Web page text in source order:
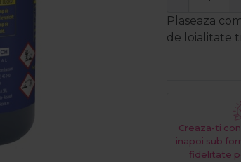
Plaseaza
de loialitate
Creaza-ti
inapoi sub
fidelitate